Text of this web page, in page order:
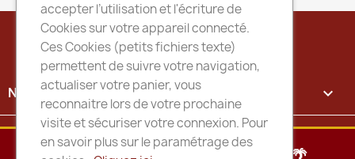
NOTRE SOCIÉTÉ 
MENU DU JOUR 
accepter l’utilisation et l'écriture de
Cookies sur votre appareil connecté.
Ces Cookies (petits fichiers texte)
permettent de suivre votre navigation,
actualiser votre panier, vous
reconnaitre lors de votre prochaine
visite et sécuriser votre connexion. Pour
en savoir plus sur le paramétrage des